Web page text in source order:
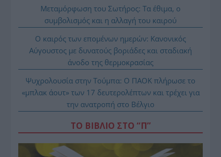
Μεταμόρφωση του Σωτήρος: Τα έθιμα, ο
συμβολισμός και η αλλαγή του καιρού
Ο καιρός των επομένων ημερών: Κανονικός
Αύγουστος με δυνατούς βοριάδες και σταδιακή
άνοδο της θερμοκρασίας
Ψυχρολουσία στην Τούμπα: Ο ΠΑΟΚ πλήρωσε το
«μπλακ άουτ» των 17 δευτερολέπτων και τρέχει για
την ανατροπή στο Βέλγιο
ΤΟ ΒΙΒΛΙΟ ΣΤΟ “Π”